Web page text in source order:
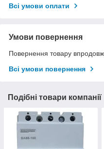
Всі умови оплати
Умови повернення
Повернення товару
Всі умови повернення
Подібні товари компанії